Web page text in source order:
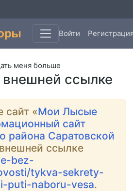
Войти
ссылке
меня больше
сайт «Мои Лысые
сайт
района Саратовской
ссылке
bez-
tykva-sekrety-
puti-naboru-vesa.